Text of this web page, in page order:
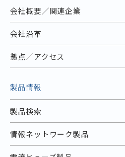
会社概要／関連企業
会社沿革
拠点／アクセス
製品情報
製品検索
情報ネットワーク製品